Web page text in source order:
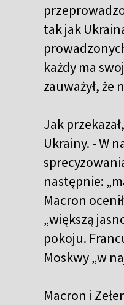
tak jak
każdy ma
zauważył, że
Jak
Ukrainy. - W
następnie:
Macron
„większą
pokoju.
Moskwy „w
Macron i